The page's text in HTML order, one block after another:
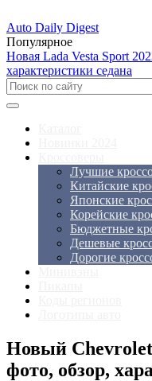
Auto Daily Digest
Популярное
Новая Lada Vesta Sport
характеристики седана
Лучшие
Китайские
Японские
Корейские
Бюджетные
Дешевые
Дорогие
Новый
фото, обзор,